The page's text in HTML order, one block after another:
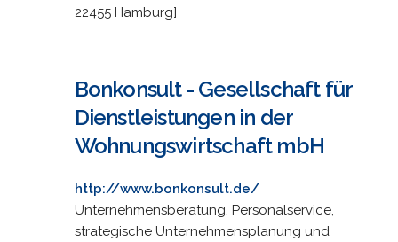
22455 Hamburg]
Bonkonsult - Gesellschaft für
Dienstleistungen in der
Wohnungswirtschaft mbH
http://www.bonkonsult.de/
Unternehmensberatung, Personalservice,
strategische Unternehmensplanung und